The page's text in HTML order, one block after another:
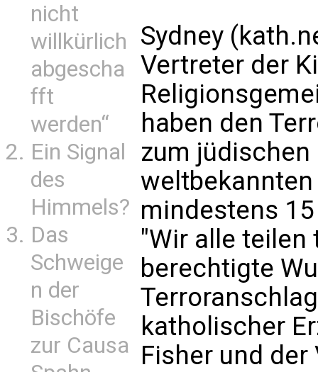
nicht
willkürlich
abgescha
fft
werden“
Ein Signal
des
Himmels?
Das
Schweige
n der
Bischöfe
zur Causa
Sydney
Vertreter der
haben den
zum
mindestens
"Wir alle teilen
berechtigte
katholischer
Fisher und